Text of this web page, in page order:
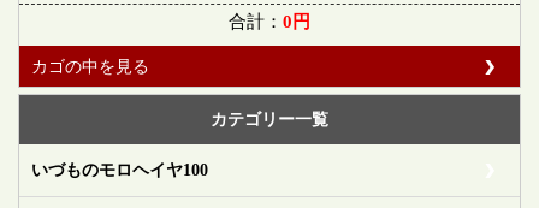
合計： 0円
カゴの中を見る
カテゴリー一覧
いづものモロヘイヤ100